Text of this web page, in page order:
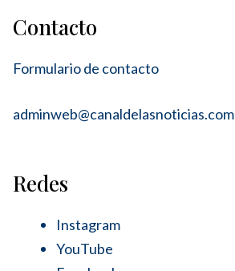
Contacto
Formulario de contacto
adminweb@canaldelasnoticias.com
Redes
Instagram
YouTube